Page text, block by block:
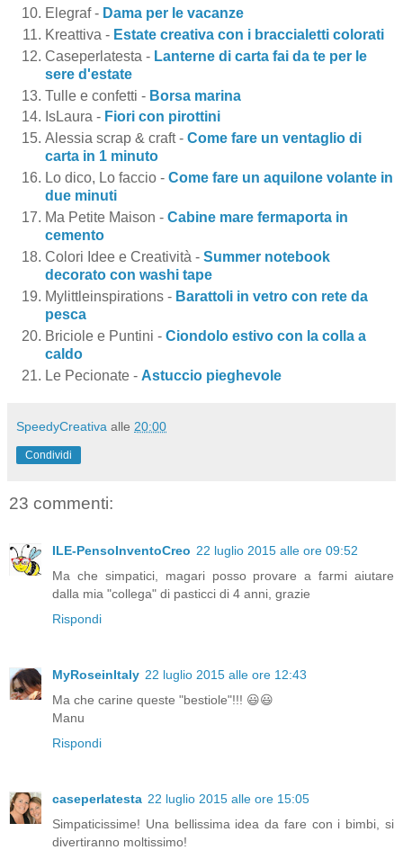
Elegraf - Dama per le vacanze
Kreattiva - Estate creativa con i braccialetti colorati
Caseperlatesta - Lanterne di carta fai da te per le
sere d'estate
Tulle e confetti - Borsa marina
IsLaura - Fiori con pirottini
Alessia scrap & craft - Come fare un ventaglio di
carta in 1 minuto
Lo dico, Lo faccio - Come fare un aquilone volante in
due minuti
Ma Petite Maison - Cabine mare fermaporta in
cemento
Colori Idee e Creatività - Summer notebook
decorato con washi tape
Mylittleinspirations - Barattoli in vetro con rete da
pesca
Briciole e Puntini - Ciondolo estivo con la colla a
caldo
Le Pecionate - Astuccio pieghevole
SpeedyCreativa alle 20:00
Condividi
23 commenti:
ILE-PensoInventoCreo 22 luglio 2015 alle ore 09:52
Ma che simpatici, magari posso provare a farmi aiutare
dalla mia "collega" di pasticci di 4 anni, grazie
Rispondi
MyRoseinItaly 22 luglio 2015 alle ore 12:43
Ma che carine queste "bestiole"!!! 😃😃
Manu
Rispondi
caseperlatesta 22 luglio 2015 alle ore 15:05
Simpaticissime! Una bellissima idea da fare con i bimbi, si
divertiranno moltissimo!